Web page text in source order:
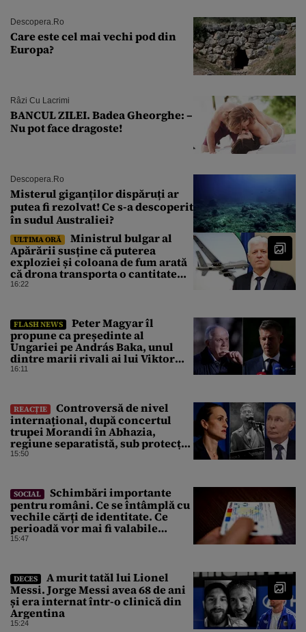
Descopera.ro
Care este cel mai vechi pod din
Europa?
Râzi Cu Lacrimi
BANCUL ZILEI. Badea Gheorghe: –
Nu pot face dragoste!
Descopera.ro
Misterul giganților dispăruți ar
putea fi rezolvat! Ce s-a descoperit
în sudul Australiei?
ULTIMA ORĂ
Ministrul bulgar al
Apărării susține că puterea
exploziei și coloana de fum arată
că drona transporta o cantitate
semnificativă de exploziv
16:22
FLASH NEWS
Peter Magyar îl
propune ca președinte al
Ungariei pe András Baka, unul
dintre marii rivali ai lui Viktor
Orbán
16:11
REACȚIE
Controversă de nivel
internațional, după concertul
trupei Morandi în Abhazia,
regiune separatistă, sub protecția
Rusiei
15:50
SOCIAL
Schimbări importante
pentru români. Ce se întâmplă cu
vechile cărți de identitate. Ce
perioadă vor mai fi valabile
buletinele clasice
15:47
DECES
A murit tatăl lui Lionel
Messi. Jorge Messi avea 68 de ani
și era internat într-o clinică din
Argentina
15:24